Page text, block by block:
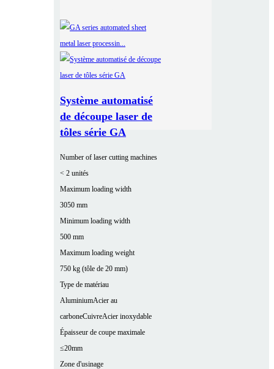
Système automatisé
de découpe laser de
tôles série GA
Number of laser cutting machines
< 2 unités
Maximum loading width
3050 mm
Minimum loading width
500 mm
Maximum loading weight
750 kg (tôle de 20 mm)
Type de matériau
AluminiumAcier au
carboneCuivreAcier inoxydable
Épaisseur de coupe maximale
≤20mm
Zone d'usinage